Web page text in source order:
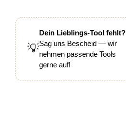
💡
Dein Lieblings-Tool fehlt?
Sag uns Bescheid — wir
nehmen passende Tools
gerne auf!